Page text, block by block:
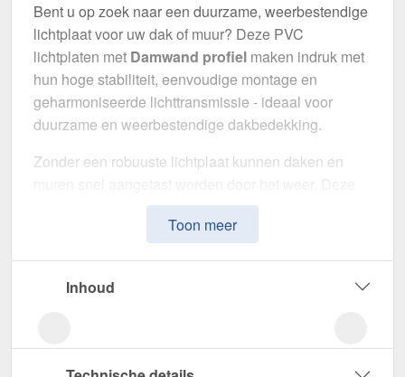
Bent u op zoek naar een duurzame, weerbestendige
lichtplaat voor uw dak of muur? Deze PVC
lichtplaten met Damwand profiel maken indruk met
hun hoge stabiliteit, eenvoudige montage en
geharmoniseerde lichttransmissie - ideaal voor
duurzame en weerbestendige dakbedekking.
Zonder een robuuste lichtplaat kunnen daken en
lichtplaten zijn speciaal ontwikkeld om een
robuuste en duurzame oplossing voor
weerstand en een weerbestendig oppervlak.
Toon meer
Inhoud